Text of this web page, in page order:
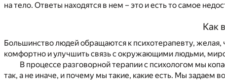
на тело. Ответы находятся в нем – это и есть то самое
Как
Большинство людей обращаются к психотерапевту, желая,
комфортно и улучшить связь с окружающими людьми,
В процессе разговорной терапии с психологом мы
так, а не иначе, и почему мы такие, какие есть. Мы задаем